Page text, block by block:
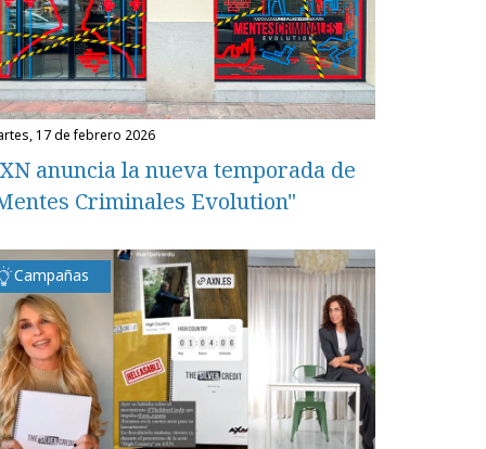
17 de febrero 2026
anuncia la nueva temporada de
Criminales Evolution"
Campañas